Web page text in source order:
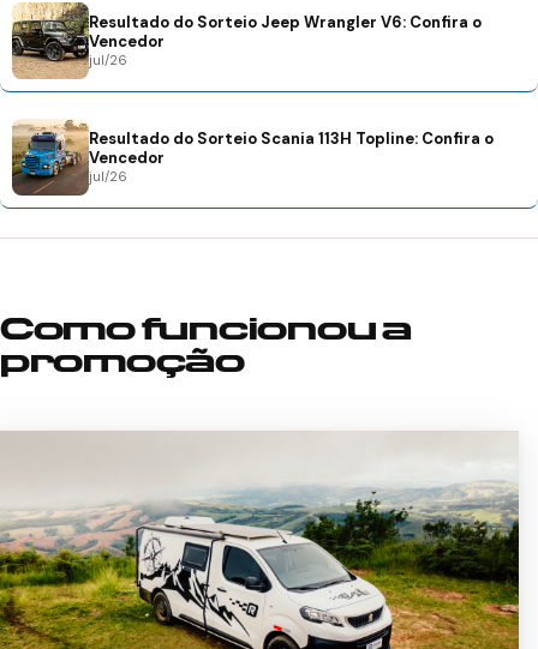
Resultado do Sorteio Jeep Wrangler V6: Confira o
Vencedor
jul/26
Resultado do Sorteio Scania 113H Topline: Confira o
Vencedor
jul/26
Como funcionou a
promoção